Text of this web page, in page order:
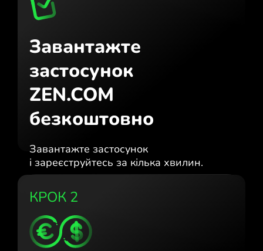
Завантажте
застосунок
ZEN.COM
безкоштовно
Завантажте застосунок
і зареєструйтесь за кілька хвилин.
КРОК 2